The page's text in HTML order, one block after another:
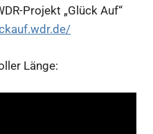
Projekt „Glück Auf“
Länge: